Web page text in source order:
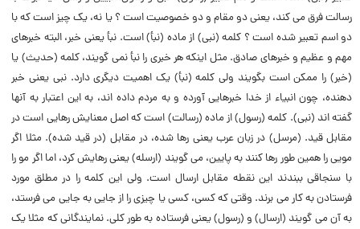
رسالت فرق مى کند، یعنى دو مقام و دو خصوصیت است ؟ یا نه، یک چیز است که با
دو اسم تعبیر شده است ؟ کلمه (‌نبى) از ماده (‌نبأ) است. نبأ یعنى خبر، البته خبرهاى
مهم و عظیم و خبرهاى صادق. مثل اینکه هر خبرى را نبأ نمى گویند، کلمه (‌حدیث) یا
(‌خبر) را ممکن است بگویند ولى کلمه (‌نبأ) یک اهمیت دیگرى دارد. نبى یعنى خبر
دهنده، چون انبیاء از خدا خبرهایى آورده و به مردم داده اند، به این اعتبار به آنها
گفته اند (‌نبى). کلمه (‌رسول) از ماده (‌رسالت) است که اصل معنایش رهایى است در
مقابل قید. (‌مرسل) در زبان عرب یعنى رها شده، در مقابل (‌در قید شده). مثلا اگر
مویى را همین طور رها کنند به پایین، مى گویند (‌ارسله) یعنى رهایش کرد، اما اگر مو را
با سنجاقى ببندند این نقطه مقابل ارسال است. ولى این کلمه را در مطلق مورد
فرستادن به کار مى برند. وقتى که کسى، کسى یا چیزى را از جایى به جایى مى فرستد،
به آن مى گویند (‌ارسال) و (‌رسول) یعنى فرستاده به طور کلى. نمایندگانى که مثلا یک